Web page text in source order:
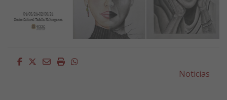
Facebook
Twitter
EmailImprimirWhatsapp
Noticias